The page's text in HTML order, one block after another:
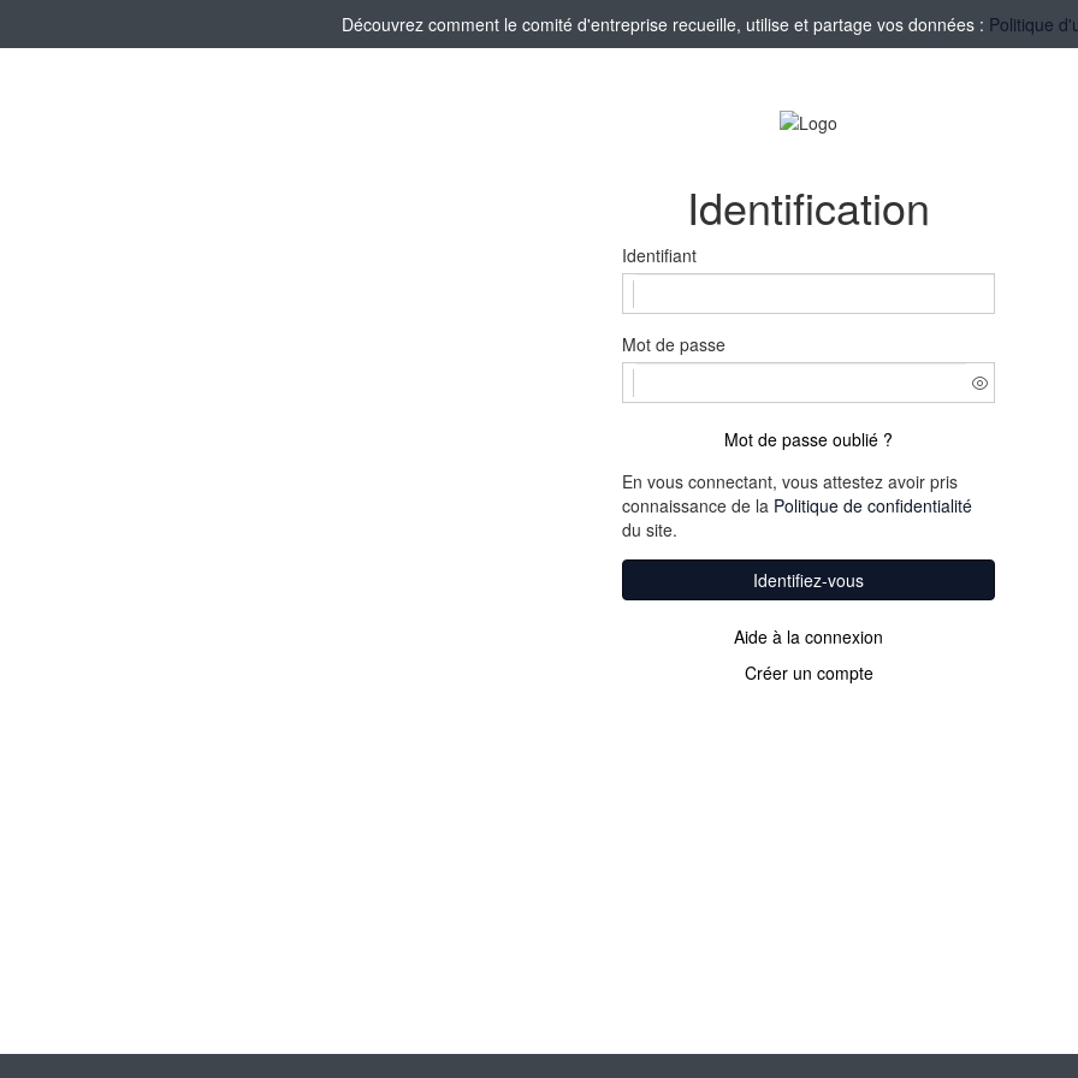
Découvrez comment le comité d'entreprise recueille, utilise et partage vos données : Politique
Identification
Identifiant
Mot de passe
Mot de passe oublié ?
En vous connectant, vous attestez avoir pris
connaissance de la Politique de confidentialité
du site.
Identifiez-vous
Aide à la connexion
Créer un compte